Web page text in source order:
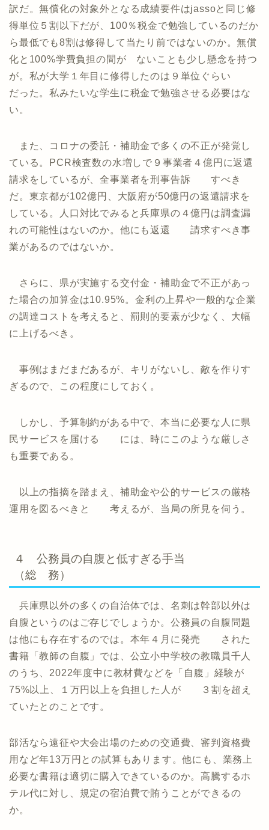
訳だ。無償化の対象外となる成績要件はjassoと同じ修
得単位５割以下だが、100％税金で勉強しているのだか
ら最低でも8割は修得して当たり前ではないのか。無償
化と100%学費負担の間が ないことも少し懸念を持つ
が。私が大学１年目に修得したのは９単位ぐらい
だった。私みたいな学生に税金で勉強させる必要はな
い。
また、コロナの委託・補助金で多くの不正が発覚し
ている。PCR検査数の水増しで９事業者４億円に返還
請求をしているが、全事業者を刑事告訴 すべき
だ。東京都が102億円、大阪府が50億円の返還請求を
している。人口対比でみると兵庫県の４億円は調査漏
れの可能性はないのか。他にも返還 請求すべき事
業があるのではないか。
さらに、県が実施する交付金・補助金で不正があっ
た場合の加算金は10.95%。金利の上昇や一般的な企業
の調達コストを考えると、罰則的要素が少なく、大幅
に上げるべき。
事例はまだまだあるが、キリがないし、敵を作りす
ぎるので、この程度にしておく。
しかし、予算制約がある中で、本当に必要な人に県
民サービスを届ける には、時にこのような厳しさ
も重要である。
以上の指摘を踏まえ、補助金や公的サービスの厳格
運用を図るべきと 考えるが、当局の所見を伺う。
４ 公務員の自腹と低すぎる手当
（総 務）
兵庫県以外の多くの自治体では、名刺は幹部以外は
自腹というのはご存じでしょうか。公務員の自腹問題
は他にも存在するのでは。本年４月に発売 された
書籍「教師の自腹」では、公立小中学校の教職員千人
のうち、2022年度中に教材費などを「自腹」経験が
75%以上、１万円以上を負担した人が ３割を超え
ていたとのことです。
部活なら遠征や大会出場のための交通費、審判資格費
用など年13万円との試算もあります。他にも、業務上
必要な書籍は適切に購入できているのか。高騰するホ
テル代に対し、規定の宿泊費で賄うことができるの
か。